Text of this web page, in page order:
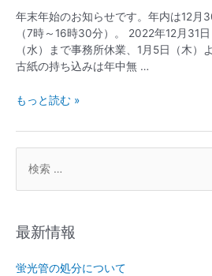
年末年始のお知らせです。年内は12月
（7時～16時30分）。 2022年12月31
（水）まで事務所休業、1月5日（木）
古紙の持ち込みは年中無 …
もっと読む »
最新情報
蛍光管の処分について